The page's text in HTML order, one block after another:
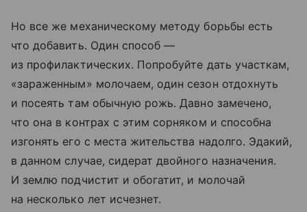
Но все же механическому методу борьбы есть
что добавить. Один способ —
из профилактических. Попробуйте дать участкам,
«зараженным» молочаем, один сезон отдохнуть
и посеять там обычную рожь. Давно замечено,
что она в контрах с этим сорняком и способна
изгонять его с места жительства надолго. Эдакий,
в данном случае, сидерат двойного назначения.
И землю подчистит и обогатит, и молочай
на несколько лет исчезнет.